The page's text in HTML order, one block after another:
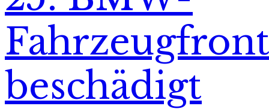
Fahrzeugfront
beschädigt